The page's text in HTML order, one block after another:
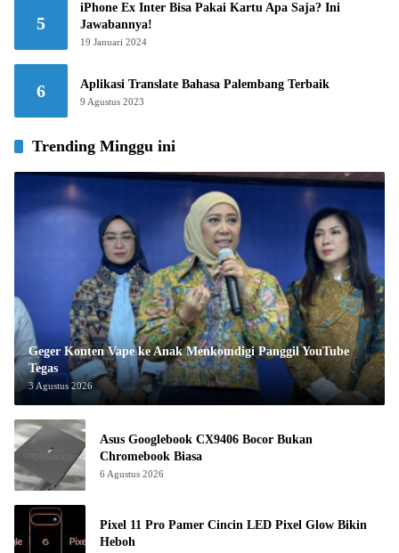
5
iPhone Ex Inter Bisa Pakai Kartu Apa Saja? Ini
Jawabannya!
19 Januari 2024
6 Aplikasi Translate Bahasa Palembang Terbaik
9 Agustus 2023
Trending Minggu ini
Geger Konten Vape ke Anak Menkomdigi Panggil YouTube
Tegas
3 Agustus 2026
Asus Googlebook CX9406 Bocor Bukan
Chromebook Biasa
6 Agustus 2026
Pixel 11 Pro Pamer Cincin LED Pixel Glow Bikin
Heboh